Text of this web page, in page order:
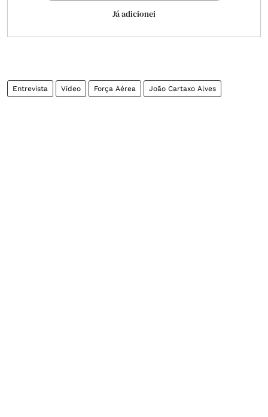
Já adicionei
Entrevista Vídeo Força Aérea João Cartaxo Alves